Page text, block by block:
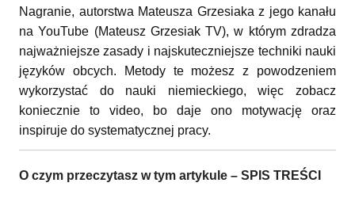
Nagranie, autorstwa Mateusza Grzesiaka z jego kanału
na YouTube (Mateusz Grzesiak TV), w którym zdradza
najważniejsze zasady i najskuteczniejsze techniki nauki
języków obcych. Metody te możesz z powodzeniem
wykorzystać do nauki niemieckiego, więc zobacz
koniecznie to video, bo daje ono motywację oraz
inspiruje do systematycznej pracy.
O czym przeczytasz w tym artykule – SPIS TREŚCI